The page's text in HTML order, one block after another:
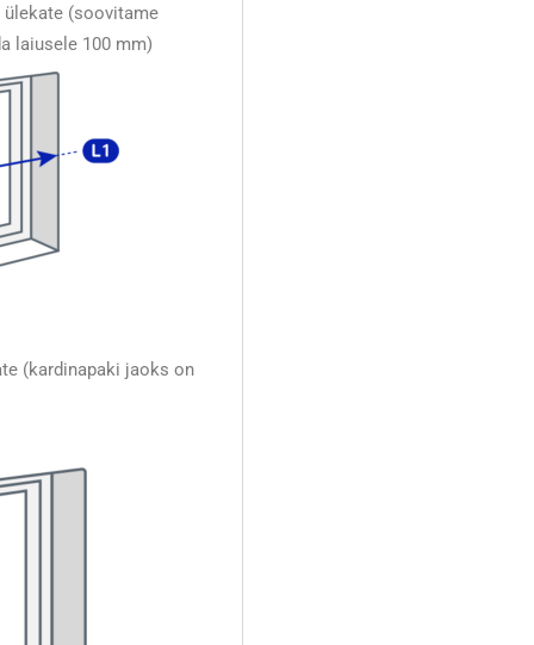
(soovitame
laiusele 100 mm)
(kardinapaki jaoks on